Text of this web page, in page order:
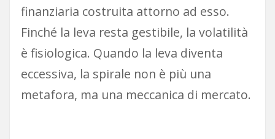
finanziaria costruita attorno ad esso.
Finché la leva resta gestibile, la volatilità
è fisiologica. Quando la leva diventa
eccessiva, la spirale non è più una
metafora, ma una meccanica di mercato.